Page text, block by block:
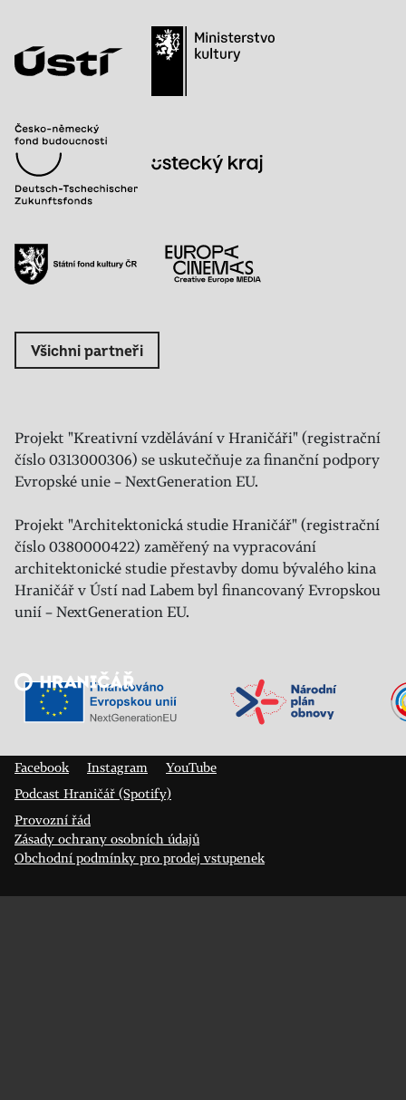
Všichni partneři
Projekt "Kreativní vzdělávání v Hraničáři" (registrační
číslo 0313000306) se uskutečňuje za finanční podpory
Evropské unie – NextGeneration EU.
Projekt "Architektonická studie Hraničář" (registrační
číslo 0380000422) zaměřený na vypracování
architektonické studie přestavby domu bývalého kina
Hraničář v Ústí nad Labem byl financovaný Evropskou
unií – NextGeneration EU.
Veřejný sál Hraničář, spolek
Facebook
Instagram
YouTube
Podcast Hraničář (Spotify)
Provozní řád
Zásady ochrany osobních údajů
Obchodní podmínky pro prodej vstupenek